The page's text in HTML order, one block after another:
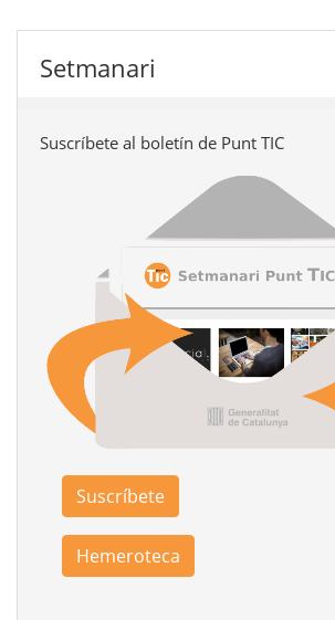
Setmanari
Suscríbete al boletín de Punt TIC
Suscríbete
Hemeroteca